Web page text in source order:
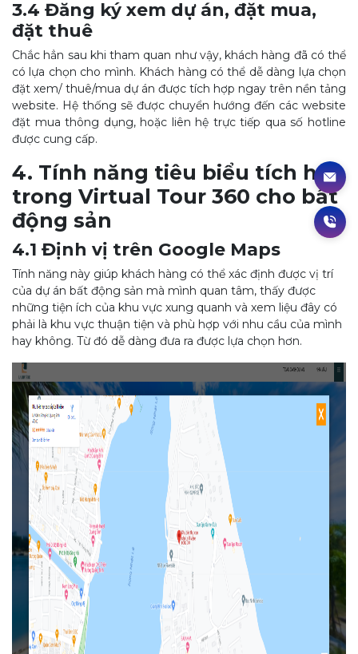
3.4 Đăng ký xem dự án, đặt mua,
đặt thuê
Chắc hẳn sau khi tham quan như vậy, khách hàng đã có thể
có lựa chọn cho mình. Khách hàng có thể dễ dàng lựa chọn
đặt xem/ thuê/mua dự án được tích hợp ngay trên nền tảng
website. Hệ thống sẽ được chuyển hướng đến các website
đặt mua thông dụng, hoặc liên hệ trực tiếp qua số hotline
được cung cấp.
4. Tính năng tiêu biểu tích hợp
trong Virtual Tour 360 cho bất
động sản
4.1 Định vị trên Google Maps
Tính năng này giúp khách hàng có thể xác định được vị trí
của dự án bất động sản mà mình quan tâm, thấy được
những tiện ích của khu vực xung quanh và xem liệu đây có
phải là khu vực thuận tiện và phù hợp với nhu cầu của mình
hay không. Từ đó dễ dàng đưa ra được lựa chọn hơn.